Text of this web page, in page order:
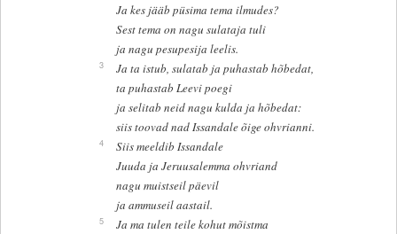
Ja kes jääb püsima tema ilmudes?
Sest tema on nagu sulataja tuli
ja nagu pesupesija leelis.
3
Ja ta istub, sulatab ja puhastab hõbedat,
ta puhastab Leevi poegi
ja selitab neid nagu kulda ja hõbedat:
siis toovad nad Issandale õige ohvrianni.
4
Siis meeldib Issandale
Juuda ja Jeruusalemma ohvriand
nagu muistseil päevil
ja ammuseil aastail.
5
Ja ma tulen teile kohut mõistma